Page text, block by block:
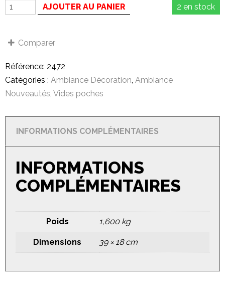
2 en stock
AJOUTER AU PANIER
Comparer
Référence: 2472
Catégories : Ambiance Décoration, Ambiance
Nouveautés, Vides poches
INFORMATIONS COMPLÉMENTAIRES
INFORMATIONS
COMPLÉMENTAIRES
Poids 1,600 kg
Dimensions 39 × 18 cm